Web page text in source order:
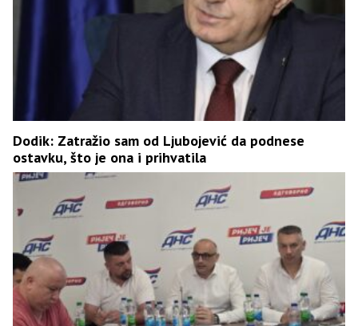
Dodik: Zatražio sam od Ljubojević da podnese
ostavku, što je ona i prihvatila